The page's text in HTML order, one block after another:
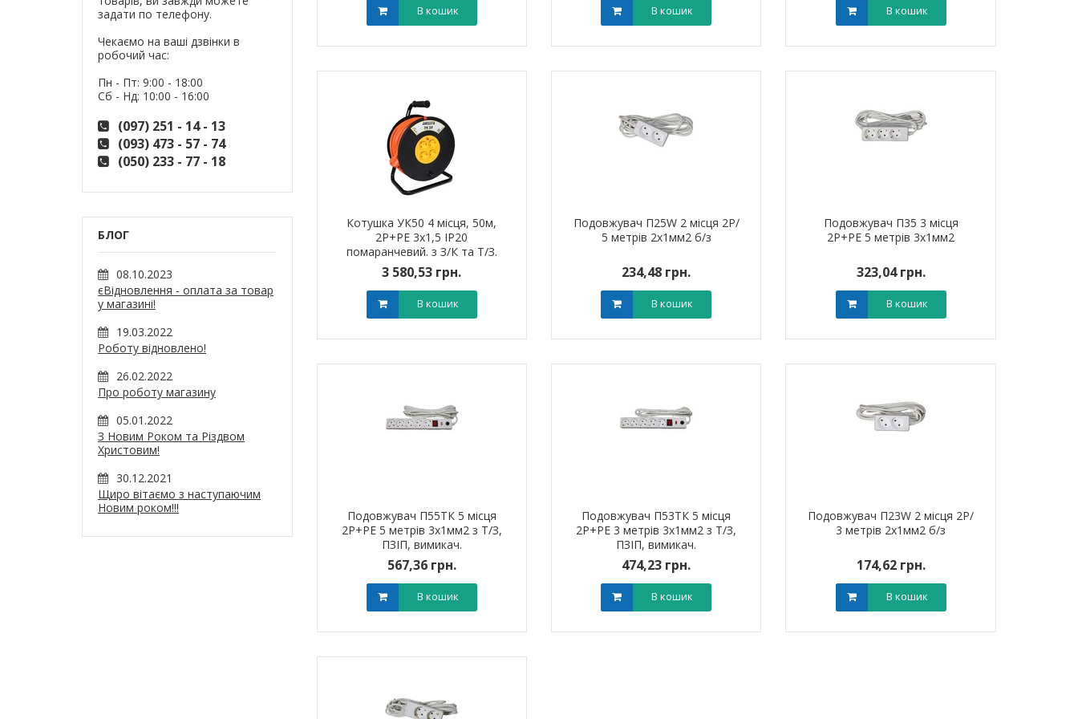
задати по телефону.
Чекаємо на ваші дзвінки в
робочий час:
Пн - Пт: 9:00 - 18:00
Сб - Нд: 10:00 - 16:00
(097) 251 - 14 - 13
(093) 473 - 57 - 74
(050) 233 - 77 - 18
БЛОГ
08.10.2023
єВідновлення - оплата за товар
у магазині!
19.03.2022
Роботу відновлено!
26.02.2022
Про роботу магазину
05.01.2022
З Новим Роком та Різдвом
Христовим!
30.12.2021
Щиро вітаємо з наступаючим
Новим роком!!!
В кошик В кошик В кошик
Котушка УК50 4 місця, 50м,
2Р+PЕ 3х1,5 IP20
помаранчевий. з З/К та Т/З.
3 580,53 грн.
В кошик
Подовжувач П25W 2 місця 2Р/
5 метрів 2х1мм2 б/з
234,48 грн.
В кошик
Подовжувач П35 3 місця
2Р+РЕ 5 метрів 3х1мм2
323,04 грн.
В кошик
Подовжувач П55ТК 5 місця
2Р+РЕ 5 метрів 3х1мм2 з Т/З,
ПЗІП, вимикач.
567,36 грн.
В кошик
Подовжувач П53ТК 5 місця
2Р+РЕ 3 метрів 3х1мм2 з Т/З,
ПЗІП, вимикач.
474,23 грн.
В кошик
Подовжувач П23W 2 місця 2Р/
3 метрів 2х1мм2 б/з
174,62 грн.
В кошик